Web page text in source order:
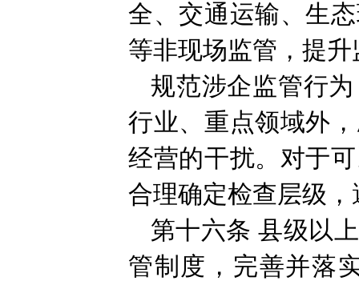
全、交通运输、生
等非现场监管，提
规范涉企监管行
行业、重点领域外
经营的干扰。对于
合理确定检查层级
第十六条 县级以
管制度，完善并落